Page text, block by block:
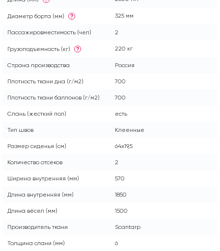
Диаметр борта (мм) ? 325 мм
Пассажировместимость (чел) 2
Грузоподъемность (кг) ? 220 кг
Страна производства Россия
Плотность ткани дна (г/м2) 700
Плотность ткани баллонов (г/м2) 700
Слань (жесткий пол) есть
Тип швов Клеенные
Размер сиденья (см) 64x19,5
Количество отсеков 2
Ширина внутренняя (мм) 570
Длина внутренняя (мм) 1850
Длина вёсел (мм) 1500
Производитель ткани Scantarp
Толщина слани (мм) 6